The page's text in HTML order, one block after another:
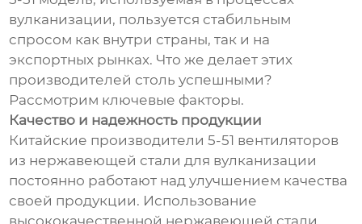
вулканизации, пользуется стабильным
спросом как внутри страны, так и на
экспортных рынках. Что же делает этих
производителей столь успешными?
Рассмотрим ключевые факторы.
Качество и надежность продукции
Китайские производители 5-51 вентиляторов
из нержавеющей стали для вулканизации
постоянно работают над улучшением качества
своей продукции. Использование